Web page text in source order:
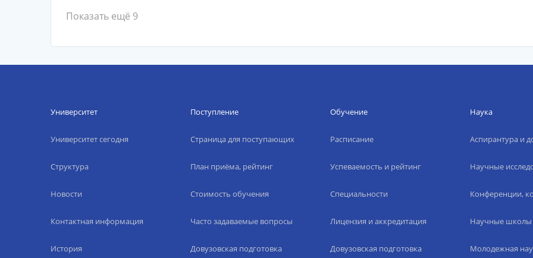
Показать ещё 9
Университет
Университет сегодня
Структура
Новости
Контактная информация
История
Поступление
Страница для поступающих
План приёма, рейтинг
Стоимость обучения
Часто задаваемые вопросы
Довузовская подготовка
Обучение
Расписание
Успеваемость и рейтинг
Специальности
Лицензия и аккредитация
Довузовская подготовка
Наука
Аспирантура и
Научные
Конференции,
Научные школы
Молодежная